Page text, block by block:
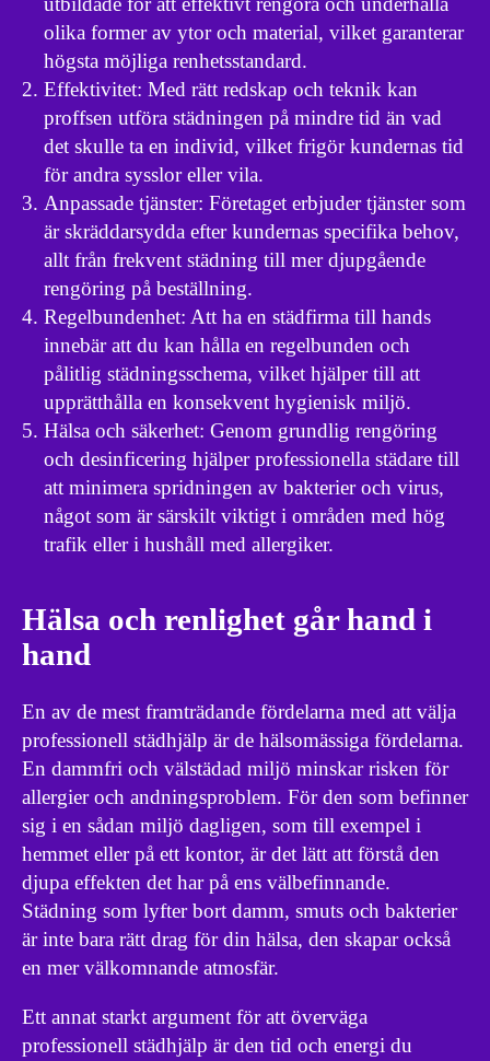
olika former av ytor och material, vilket garanterar
högsta möjliga renhetsstandard.
Effektivitet: Med rätt redskap och teknik kan
proffsen utföra städningen på mindre tid än vad
det skulle ta en individ, vilket frigör kundernas tid
för andra sysslor eller vila.
Anpassade tjänster: Företaget erbjuder tjänster som
är skräddarsydda efter kundernas specifika behov,
allt från frekvent städning till mer djupgående
rengöring på beställning.
Regelbundenhet: Att ha en städfirma till hands
innebär att du kan hålla en regelbunden och
pålitlig städningsschema, vilket hjälper till att
upprätthålla en konsekvent hygienisk miljö.
Hälsa och säkerhet: Genom grundlig rengöring
och desinficering hjälper professionella städare till
att minimera spridningen av bakterier och virus,
något som är särskilt viktigt i områden med hög
trafik eller i hushåll med allergiker.
Hälsa och renlighet går hand i
hand
En av de mest framträdande fördelarna med att välja
professionell städhjälp är de hälsomässiga fördelarna.
En dammfri och välstädad miljö minskar risken för
allergier och andningsproblem. För den som befinner
sig i en sådan miljö dagligen, som till exempel i
hemmet eller på ett kontor, är det lätt att förstå den
djupa effekten det har på ens välbefinnande.
Städning som lyfter bort damm, smuts och bakterier
är inte bara rätt drag för din hälsa, den skapar också
en mer välkomnande atmosfär.
Ett annat starkt argument för att överväga
professionell städhjälp är den tid och energi du